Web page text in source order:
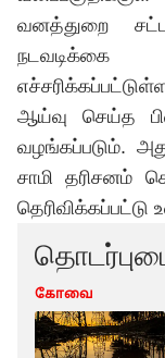
வனத்துறை
ஆய்வு செய்த
வழங்கப்படும்.
சாமி தரிசனம்
தெரிவிக்கப்பட்டு
கோவை